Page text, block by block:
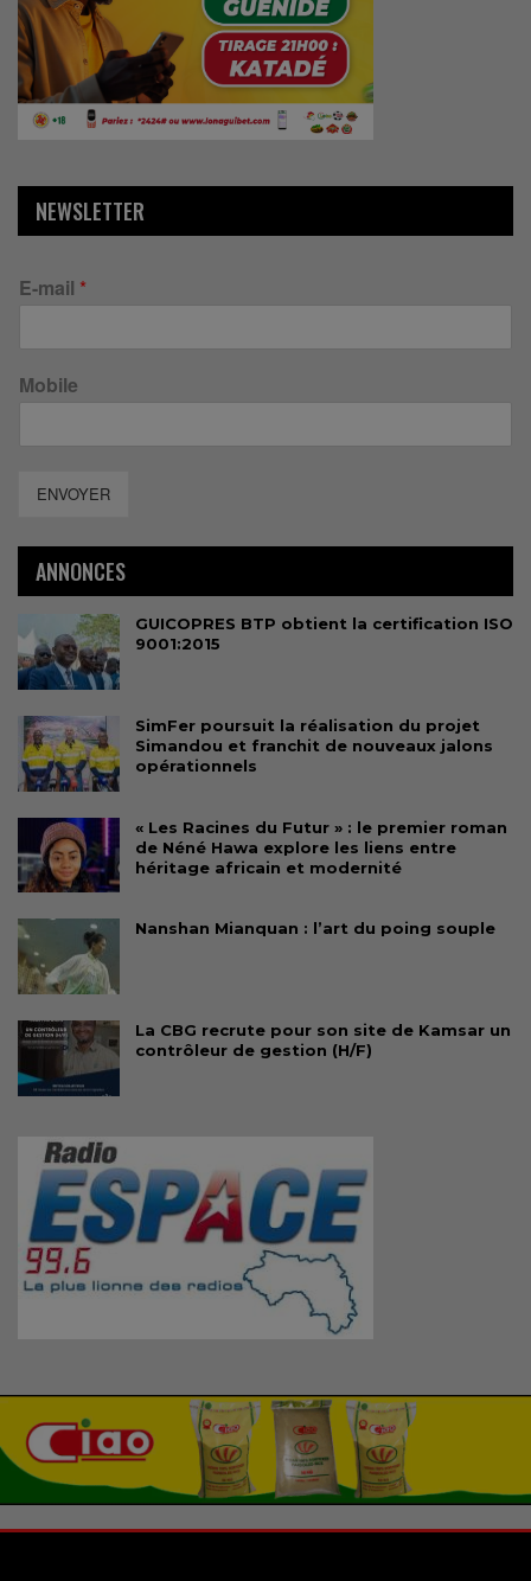
NEWSLETTER
E-mail *
Mobile
ENVOYER
ANNONCES
GUICOPRES BTP obtient la certification ISO
9001:2015
SimFer poursuit la réalisation du projet
Simandou et franchit de nouveaux jalons
opérationnels
« Les Racines du Futur » : le premier roman
de Néné Hawa explore les liens entre
héritage africain et modernité
Nanshan Mianquan : l’art du poing souple
La CBG recrute pour son site de Kamsar un
contrôleur de gestion (H/F)